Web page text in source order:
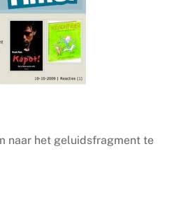
naar het geluidsfragment te